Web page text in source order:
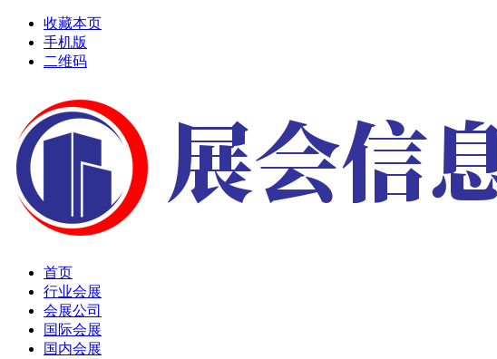
收藏本页
手机版
二维码
首页
行业会展
会展公司
国际会展
国内会展